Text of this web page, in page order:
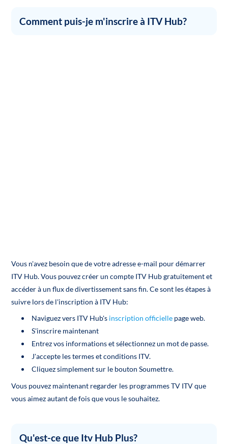
Comment puis-je m'inscrire à ITV Hub?
Vous n'avez besoin que de votre adresse e-mail pour démarrer
ITV Hub. Vous pouvez créer un compte ITV Hub gratuitement et
accéder à un flux de divertissement sans fin. Ce sont les étapes à
suivre lors de l'inscription à ITV Hub:
Naviguez vers ITV Hub's inscription officielle page web.
S'inscrire maintenant
Entrez vos informations et sélectionnez un mot de passe.
J'accepte les termes et conditions ITV.
Cliquez simplement sur le bouton Soumettre.
Vous pouvez maintenant regarder les programmes TV ITV que
vous aimez autant de fois que vous le souhaitez.
Qu'est-ce que Itv Hub Plus?